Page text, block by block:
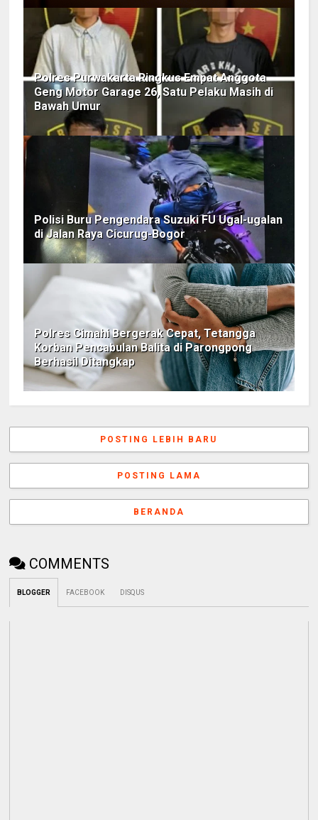
Polres Purwakarta Ringkus Empat Anggota
Geng Motor Garage 26, Satu Pelaku Masih di
Bawah Umur
Polisi Buru Pengendara Suzuki FU Ugal-ugalan
di Jalan Raya Cicurug-Bogor
Polres Cimahi Bergerak Cepat, Tetangga
Korban Pencabulan Balita di Parongpong
Berhasil Ditangkap
POSTING LEBIH BARU
POSTING LAMA
BERANDA
COMMENTS
BLOGGER FACEBOOK DISQUS